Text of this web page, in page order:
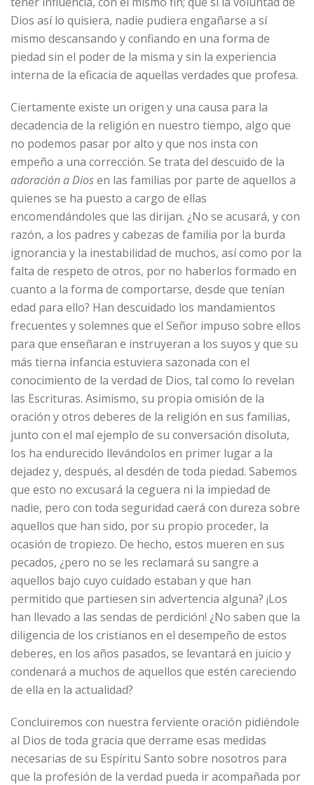
Dios así lo quisiera, nadie pudiera engañarse a sí
mismo descansando y confiando en una forma de
piedad sin el poder de la misma y sin la experiencia
interna de la eficacia de aquellas verdades que profesa.
Ciertamente existe un origen y una causa para la
decadencia de la religión en nuestro tiempo, algo que
no podemos pasar por alto y que nos insta con
empeño a una corrección. Se trata del descuido de la
adoración a Diosen las familias por parte de aquellos a
quienes se ha puesto a cargo de ellas
encomendándoles que las dirijan. ¿No se acusará, y con
razón, a los padres y cabezas de familia por la burda
ignorancia y la inestabilidad de muchos, así como por la
falta de respeto de otros, por no haberlos formado en
cuanto a la forma de comportarse, desde que tenían
edad para ello? Han descuidado los mandamientos
frecuentes y solemnes que el Señor impuso sobre ellos
para que enseñaran e instruyeran a los suyos y que su
más tierna infancia estuviera sazonada con el
conocimiento de la verdad de Dios, tal como lo revelan
las Escrituras. Asimismo, su propia omisión de la
oración y otros deberes de la religión en sus familias,
junto con el mal ejemplo de su conversación disoluta,
los ha endurecido llevándolos en primer lugar a la
dejadez y, después, al desdén de toda piedad. Sabemos
que esto no excusará la ceguera ni la impiedad de
nadie, pero con toda seguridad caerá con dureza sobre
aquellos que han sido, por su propio proceder, la
ocasión de tropiezo. De hecho, estos mueren en sus
pecados, ¿pero no se les reclamará su sangre a
aquellos bajo cuyo cuidado estaban y que han
permitido que partiesen sin advertencia alguna? ¡Los
han llevado a las sendas de perdición! ¿No saben que la
diligencia de los cristianos en el desempeño de estos
deberes, en los años pasados, se levantará en juicio y
condenará a muchos de aquellos que estén careciendo
de ella en la actualidad?
Concluiremos con nuestra ferviente oración pidiéndole
al Dios de toda gracia que derrame esas medidas
necesarias de su Espíritu Santo sobre nosotros para
que la profesión de la verdad pueda ir acompañada por